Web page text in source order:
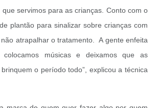
servimos para as crianças. Conto com o
plantão para sinalizar sobre crianças com
atrapalhar o tratamento. A gente enfeita
músicas e deixamos que as
o período todo”, explicou a técnica